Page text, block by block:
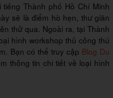
Thành phố Hồ Chí Minh
sẽ là điểm hò hẹn, thư giãn
thử qua. Ngoài ra, tại Thành
hình workshop thủ công thú
Bạn có thể truy cập Blog Du
thông tin chi tiết về loại hình